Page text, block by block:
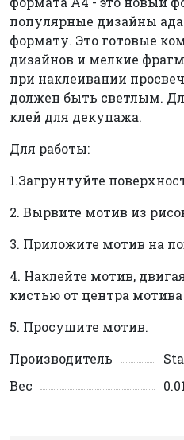
популярные дизайны
формату. Это готовые
дизайнов и мелкие
при наклеивании
должен быть светлым.
клей для декупажа.
Для работы:
1.Загрунтуйте
2. Вырвите мотив из
3. Приложите мотив на
4. Наклейте мотив,
кистью от центра
5. Просушите мотив.
Производитель
Вес